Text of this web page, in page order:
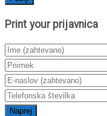
Print your prijavnica